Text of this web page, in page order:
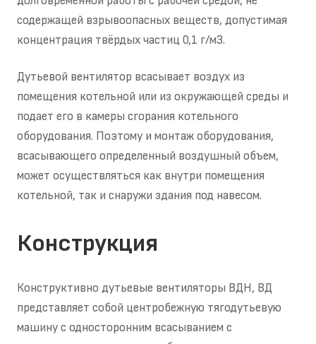
содержащей взрывоопасных веществ, допустимая
концентрация твёрдых частиц 0,1 г/м3.
Дутьевой вентилятор всасывает воздух из
помещения котельной или из окружающей среды и
подает его в камеры сгорания котельного
оборудования. Поэтому и монтаж оборудования,
всасывающего определенный воздушный объем,
может осуществляться как внутри помещения
котельной, так и снаружи здания под навесом.
Конструкция
Конструктивно дутьевые вентиляторы ВДН, ВД
представляет собой центробежную тягодутьевую
машину с односторонним всасыванием с